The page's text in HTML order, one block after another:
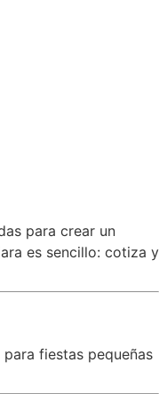
para crear un
es sencillo: cotiza y
fiestas pequeñas